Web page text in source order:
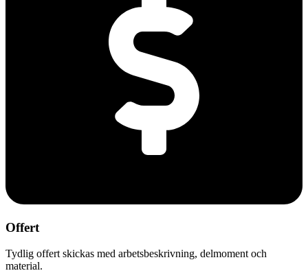
Offert
Tydlig offert skickas med arbetsbeskrivning, delmoment och
material.